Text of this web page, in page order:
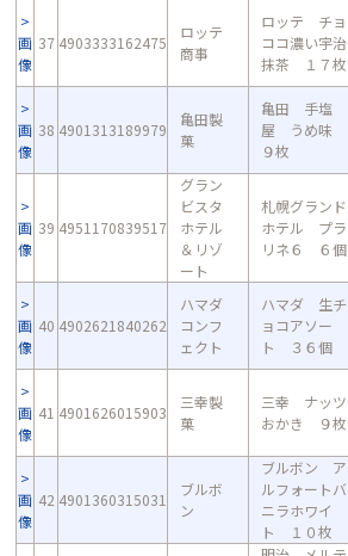
画
像
37 4903333162475
ロッテ
商事
ロッテ チョ
ココ濃い宇治
抹茶 １７枚
画
像
38 4901313189979
亀田製
菓
亀田 手塩
屋 うめ味
９枚
画
像
39 4951170839517
グラン
ビスタ
ホテル
＆リゾ
ート
札幌グランド
ホテル プラ
リネ６ ６個
画
像
40 4902621840262
ハマダ
コンフ
ェクト
ハマダ 生チ
ョコアソー
ト ３６個
画
像
41 4901626015903
三幸製
菓
三幸 ナッツ
おかき ９枚
画
像
42 4901360315031
ブルボ
ン
ブルボン ア
ルフォートバ
ニラホワイ
ト １０枚